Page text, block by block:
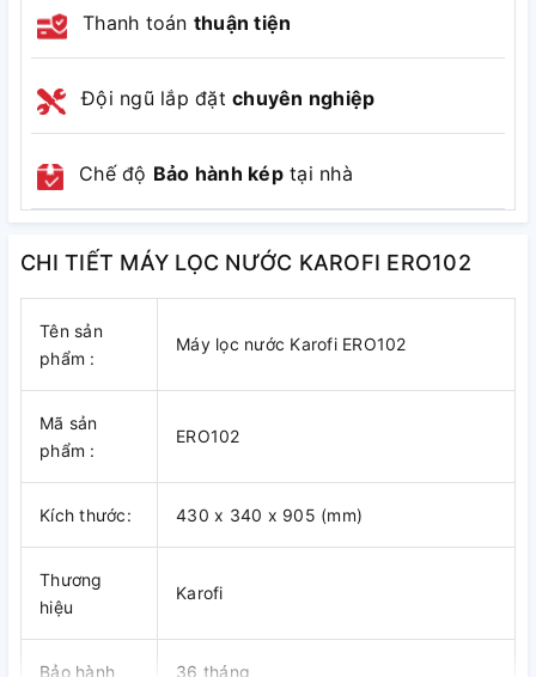
Thanh toán thuận tiện
Đội ngũ lắp đặt chuyên nghiệp
Chế độ Bảo hành képtại nhà
CHI TIẾT MÁY LỌC NƯỚC KAROFI ERO102
Tên sản
phẩm :
Máy lọc nước Karofi ERO102
Mã sản
phẩm :
ERO102
Kích thước: 430 x 340 x 905 (mm)
Thương
hiệu
Karofi
Bảo hành 36 tháng